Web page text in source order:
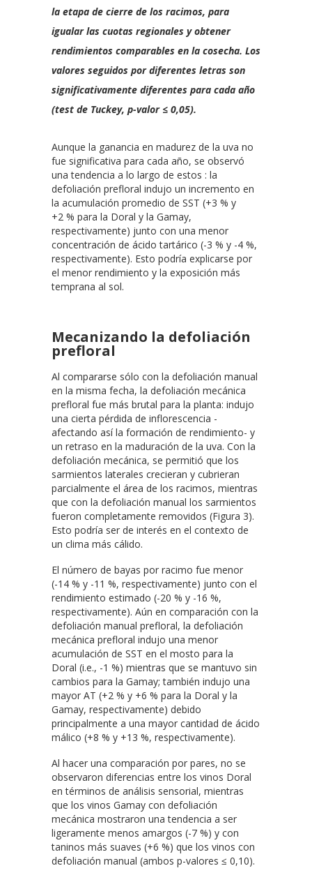
la etapa de cierre de los racimos, para
igualar las cuotas regionales y obtener
rendimientos comparables en la cosecha. Los
valores seguidos por diferentes letras son
significativamente diferentes para cada año
(test de Tuckey, p-valor ≤ 0,05).
Aunque la ganancia en madurez de la uva no
fue significativa para cada año, se observó
una tendencia a lo largo de estos : la
defoliación prefloral indujo un incremento en
la acumulación promedio de SST (+3 % y
+2 % para la Doral y la Gamay,
respectivamente) junto con una menor
concentración de ácido tartárico (-3 % y -4 %,
respectivamente). Esto podría explicarse por
el menor rendimiento y la exposición más
temprana al sol.
Mecanizando la defoliación
prefloral
Al compararse sólo con la defoliación manual
en la misma fecha, la defoliación mecánica
prefloral fue más brutal para la planta: indujo
una cierta pérdida de inflorescencia -
afectando así la formación de rendimiento- y
un retraso en la maduración de la uva. Con la
defoliación mecánica, se permitió que los
sarmientos laterales crecieran y cubrieran
parcialmente el área de los racimos, mientras
que con la defoliación manual los sarmientos
fueron completamente removidos (Figura 3).
Esto podría ser de interés en el contexto de
un clima más cálido.
El número de bayas por racimo fue menor
(-14 % y -11 %, respectivamente) junto con el
rendimiento estimado (-20 % y -16 %,
respectivamente). Aún en comparación con la
defoliación manual prefloral, la defoliación
mecánica prefloral indujo una menor
acumulación de SST en el mosto para la
Doral (i.e., -1 %) mientras que se mantuvo sin
cambios para la Gamay; también indujo una
mayor AT (+2 % y +6 % para la Doral y la
Gamay, respectivamente) debido
principalmente a una mayor cantidad de ácido
málico (+8 % y +13 %, respectivamente).
Al hacer una comparación por pares, no se
observaron diferencias entre los vinos Doral
en términos de análisis sensorial, mientras
que los vinos Gamay con defoliación
mecánica mostraron una tendencia a ser
ligeramente menos amargos (-7 %) y con
taninos más suaves (+6 %) que los vinos con
defoliación manual (ambos p-valores ≤ 0,10).